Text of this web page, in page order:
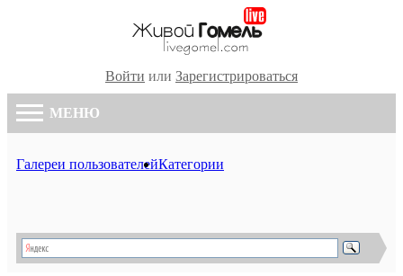
Войти или Зарегистрироваться
МЕНЮ
Галереи пользователейКатегории